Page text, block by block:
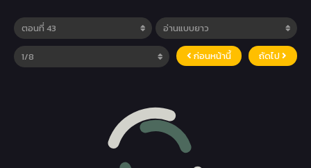
ก่อนหน้านี้ ถัดไป